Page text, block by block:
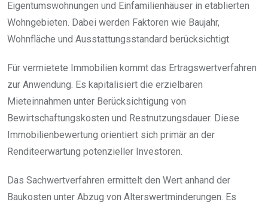
Eigentumswohnungen und Einfamilienhäuser in etablierten
Wohngebieten. Dabei werden Faktoren wie Baujahr,
Wohnfläche und Ausstattungsstandard berücksichtigt.
Für vermietete Immobilien kommt das Ertragswertverfahren
zur Anwendung. Es kapitalisiert die erzielbaren
Mieteinnahmen unter Berücksichtigung von
Bewirtschaftungskosten und Restnutzungsdauer. Diese
Immobilienbewertung orientiert sich primär an der
Renditeerwartung potenzieller Investoren.
Das Sachwertverfahren ermittelt den Wert anhand der
Baukosten unter Abzug von Alterswertminderungen. Es